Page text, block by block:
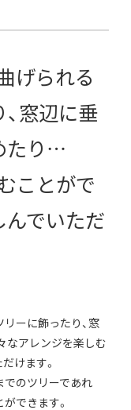
げられる
窓辺に垂
たり…
ことがで
んでいただ
ーに飾ったり、窓
なアレンジを楽しむ
けます。
でのツリーであれ
できます。